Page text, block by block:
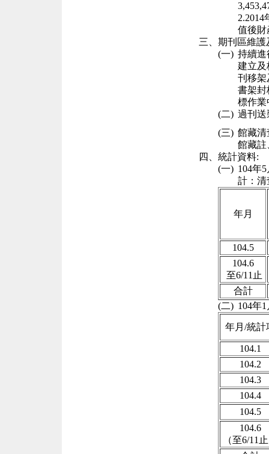
2.2014
值後財
三、 期刊區維護
(一) 持續進
建立及
刊移架
書架封
標作業
(二) 過刊送
(三) 館藏清
館藏註
四、 統計資料:
(一) 104年5
計：清
年月
104.5
104.6
至6/11止
合計
(二) 104年1
年月 /統計
104.1
104.2
104.3
104.4
104.5
104.6
（至6/11